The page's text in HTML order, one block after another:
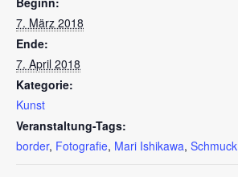
7. März 2018
Ende:
7. April 2018
Kategorie:
Kunst
Veranstaltung-Tags:
border, Fotografie, Mari Ishikawa, Schmuck